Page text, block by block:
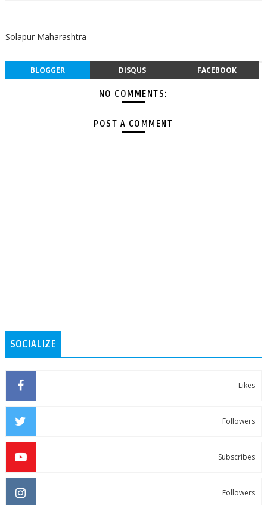
Solapur Maharashtra
BLOGGER DISQUS FACEBOOK
NO COMMENTS:
POST A COMMENT
SOCIALIZE
Likes
Followers
Subscribes
Followers